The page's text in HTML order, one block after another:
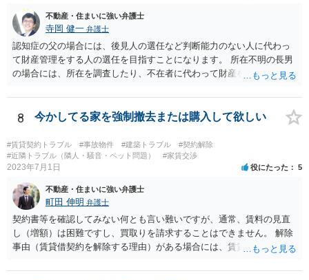
不動産・住まいに強い弁護士
寺岡 健一 弁護士
認知症の父の場合には、後見人の選任など判断能力のない人に代わっ
て財産管理をする人の選任を目指すことになります。 所在不明の長男
の場合には、所在を調査したり、不在者に代わって財産を管理する人
8 今かしてる家を強制撤去または購入して欲しい
#賃貸契約トラブル #事故物件 #建築トラブル
#契約解除
#近隣トラブル（隣人・騒音・ペット問題）
#家賃交渉
2023年7月1日 役にたった 5
不動産・住まいに強い弁護士
町田 伸明 弁護士
契約書等を確認してみない何とも言い難いですが、通常、賃料の見直
し（増額）は困難ですし、買取りを請求することはできません。 解除
事由（賃貸借契約を解除する理由）がある場合には、賃貸借契約を解
めることができる状況であれば、事実上、賃料の見直し（増額）や買